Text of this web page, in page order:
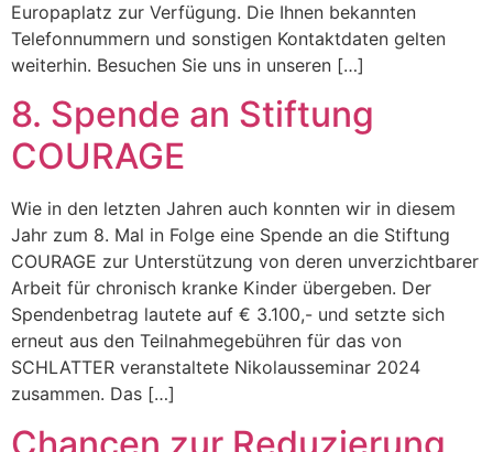
Europaplatz zur Verfügung. Die Ihnen bekannten
Telefonnummern und sonstigen Kontaktdaten gelten
weiterhin. Besuchen Sie uns in unseren […]
8. Spende an Stiftung
COURAGE
Wie in den letzten Jahren auch konnten wir in diesem
Jahr zum 8. Mal in Folge eine Spende an die Stiftung
COURAGE zur Unterstützung von deren unverzichtbarer
Arbeit für chronisch kranke Kinder übergeben. Der
Spendenbetrag lautete auf € 3.100,- und setzte sich
erneut aus den Teilnahmegebühren für das von
SCHLATTER veranstaltete Nikolausseminar 2024
zusammen. Das […]